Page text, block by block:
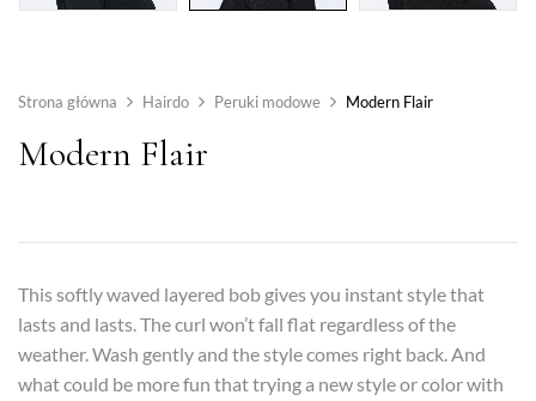
Strona główna Hairdo Peruki modowe Modern Flair
Modern Flair
This softly waved layered bob gives you instant style that
lasts and lasts. The curl won’t fall flat regardless of the
weather. Wash gently and the style comes right back. And
what could be more fun that trying a new style or color with